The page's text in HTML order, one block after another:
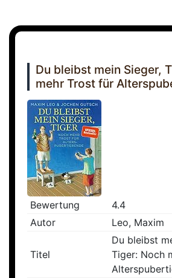
Du bleibst mein Sieger,
mehr Trost für
Bewertung
4.4
Autor
Leo, Maxim
Titel
Du bleibst
Tiger: Noch